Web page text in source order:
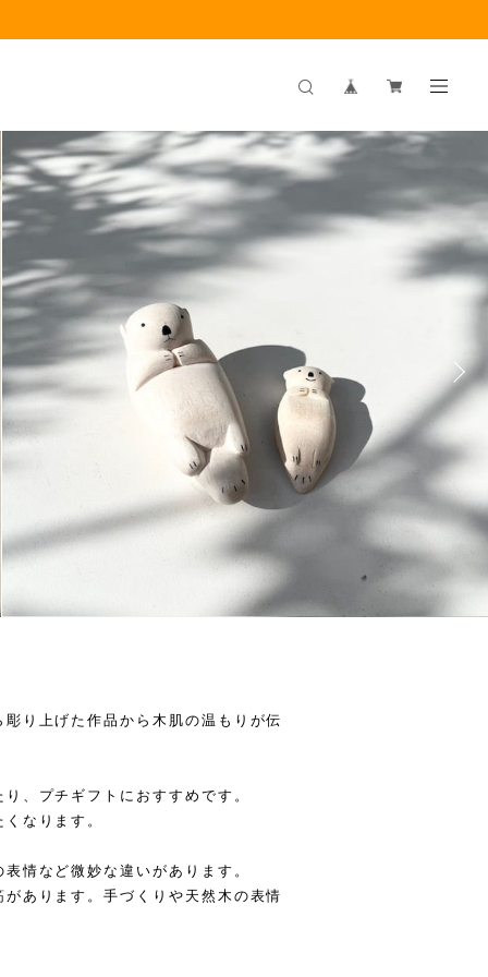
り上げた作品から木肌の温もりが伝
、プチギフトにおすすめです。
なります。
情など微妙な違いがあります。
あります。手づくりや天然木の表情